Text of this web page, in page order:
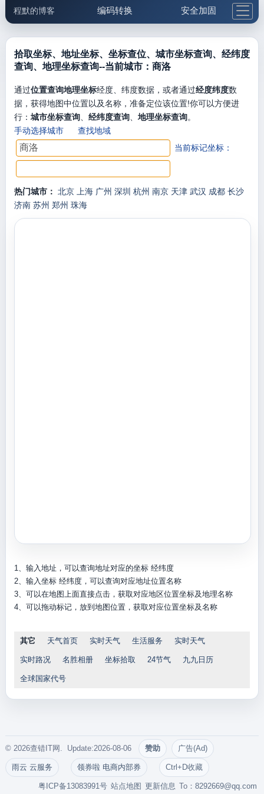
程默的博客 编码转换 安全加固
邮件工具 生活便民 更多工具
拾取坐标、地址坐标、坐标查位、城市坐标查询、经纬度
查询、地理坐标查询--当前城市：商洛
通过位置查询地理坐标经度、纬度数据，或者通过经度纬度数
据，获得地图中位置以及名称，准备定位该位置!你可以方便进
行： 城市坐标查询、 经纬度查询、 地理坐标查询。
手动选择城市
查找地域
当前标记坐标：
热门城市： 北京 上海 广州 深圳 杭州 南京 天津 武汉 成都 长沙
济南 苏州 郑州 珠海
1、输入地址，可以查询地址对应的坐标 经纬度
2、输入坐标 经纬度，可以查询对应地址位置名称
3、可以在地图上面直接点击，获取对应地区位置坐标及地理名称
4、可以拖动标记，放到地图位置，获取对应位置坐标及名称
其它 天气首页 实时天气 生活服务 实时天气
实时路况 名胜相册 坐标拾取 24节气 九九日历
全球国家代号
© 2026查错IT网. Update:2026-08-06 赞助 广告(Ad)
雨云 云服务 领券啦 电商内部券 Ctrl+D收藏
To：8292669@qq.com
更新信息
站点地图
粤ICP备13083991号